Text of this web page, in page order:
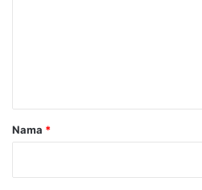
rNama *